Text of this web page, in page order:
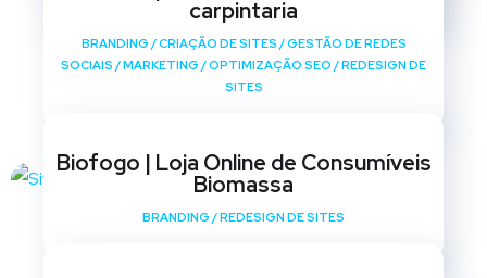
carpintaria
BRANDING /CRIAÇÃO DE SITES /GESTÃO DE REDES
SOCIAIS /MARKETING /OPTIMIZAÇÃO SEO /REDESIGN DE
SITES
Biofogo | Loja Online de Consumíveis
Biomassa
BRANDING /REDESIGN DE SITES